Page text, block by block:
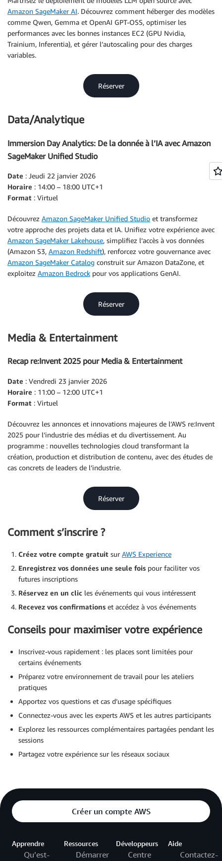
Amazon SageMaker AI. Découvrez comment héberger des modèles
comme Qwen, Gemma et OpenAI GPT-OSS, optimiser les
performances avec les bonnes instances EC2 (GPU Nvidia,
Trainium, Inferentia), et gérer l’autoscaling pour des charges
variables.
Réserver
Data/Analytique
Immersion Day Analytics: De la donnée à l’IA avec Amazon
SageMaker Unified Studio
Date : Jeudi 22 janvier 2026
Horaire : 14:00 – 18:00 UTC+1
Format : Virtuel
Découvrez Amazon SageMaker Unified Studio et transformez
votre approche des projets data et IA. Unifiez votre expérience avec
Amazon SageMaker Lakehouse, simplifiez l’accès à vos données
(Amazon S3, Amazon Redshift), renforcez votre gouvernance avec
Amazon SageMaker Catalog construit sur Amazon DataZone, et
exploitez Amazon Bedrock pour vos applications GenAI.
Réserver
Media & Entertainment
Recap re:Invent 2025 pour Media & Entertainment
Date : Vendredi 23 janvier 2026
Horaire : 11:00 – 12:00 UTC+1
Format : Virtuel
Découvrez les annonces et innovations majeures de l’AWS re:Invent
2025 pour l’industrie des médias et du divertissement. Au
programme : nouvelles technologies cloud transformant la
création, production et distribution de contenu, avec des études de
cas concrets de leaders de l’industrie.
Réserver
Comment s’inscrire ?
Créez votre compte gratuit sur AWS Experience
Enregistrez vos données une seule fois pour faciliter vos
futures inscriptions
Réservez en un clic les événements qui vous intéressent
Recevez vos confirmations et accédez à vos événements
Conseils pour maximiser votre expérience
Inscrivez-vous rapidement : les places sont limitées pour
certains événements
Préparez votre environnement de travail pour les ateliers
pratiques
Apportez vos questions et cas d’usage spécifiques
Connectez-vous avec les experts AWS et les autres participants
Explorez les ressources complémentaires partagées pendant les
sessions
Partagez votre expérience sur les réseaux sociaux
Créer un compte AWS
Apprendre
Qu’est-
Ressources
Démarrer
Développeurs
Centre
Aide
Contactez-